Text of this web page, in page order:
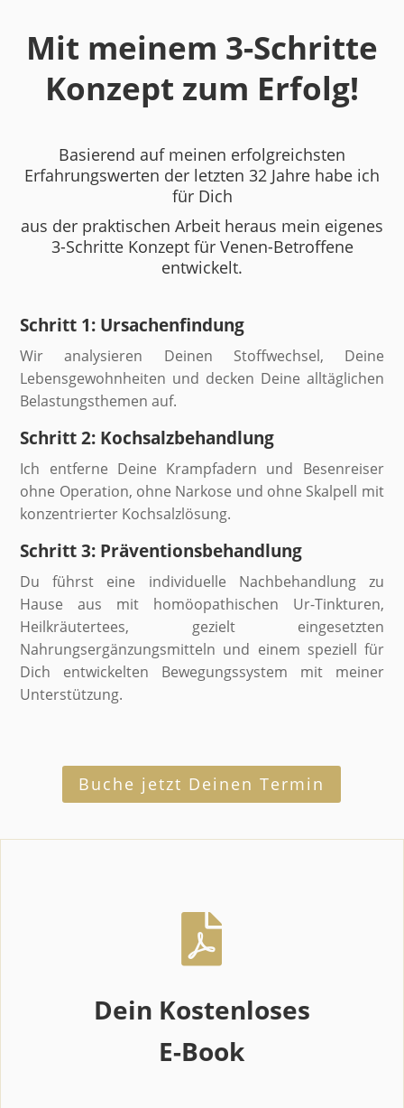
Mit meinem 3-Schritte
Konzept zum Erfolg!
Basierend auf meinen erfolgreichsten
Erfahrungswerten der letzten 32 Jahre habe ich
für Dich
aus der praktischen Arbeit heraus mein eigenes
3-Schritte Konzept für Venen-Betroffene
entwickelt.
Schritt 1: Ursachenfindung
Wir analysieren Deinen Stoffwechsel, Deine
Lebensgewohnheiten und decken Deine alltäglichen
Belastungsthemen auf.
Schritt 2: Kochsalzbehandlung
Ich entferne Deine Krampfadern und Besenreiser
ohne Operation, ohne Narkose und ohne Skalpell mit
konzentrierter Kochsalzlösung.
Schritt 3: Präventionsbehandlung
Du führst eine individuelle Nachbehandlung zu
Hause aus mit homöopathischen Ur-Tinkturen,
Heilkräutertees, gezielt eingesetzten
Nahrungsergänzungsmitteln und einem speziell für
Dich entwickelten Bewegungssystem mit meiner
Unterstützung.
Buche jetzt Deinen Termin

Dein Kostenloses
E-Book